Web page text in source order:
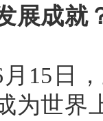
展成就
月15日
为世界